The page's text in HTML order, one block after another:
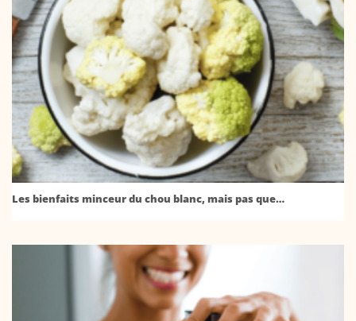
Les bienfaits minceur du chou blanc, mais pas que…